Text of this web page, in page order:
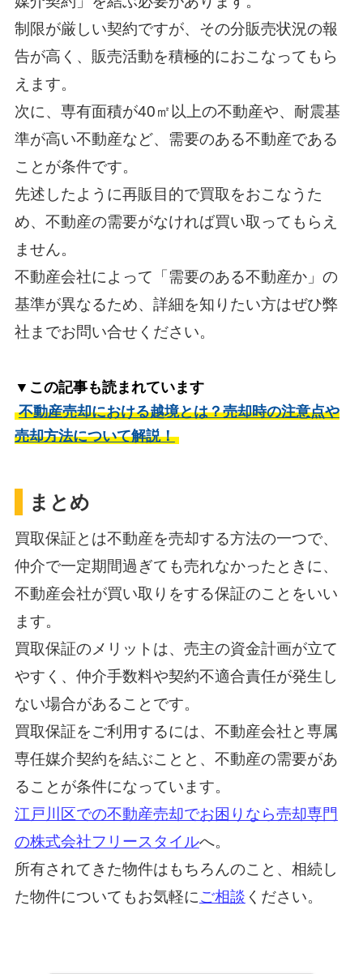
制限が厳しい契約ですが、その分販売状況の報
告が高く、販売活動を積極的におこなってもら
えます。
次に、専有面積が40㎡以上の不動産や、耐震基
準が高い不動産など、需要のある不動産である
ことが条件です。
先述したように再販目的で買取をおこなうた
め、不動産の需要がなければ買い取ってもらえ
ません。
不動産会社によって「需要のある不動産か」の
基準が異なるため、詳細を知りたい方はぜひ弊
社までお問い合せください。
▼この記事も読まれています
不動産売却における越境とは？売却時の注意点や
売却方法について解説！
まとめ
買取保証とは不動産を売却する方法の一つで、
仲介で一定期間過ぎても売れなかったときに、
不動産会社が買い取りをする保証のことをいい
ます。
買取保証のメリットは、売主の資金計画が立て
やすく、仲介手数料や契約不適合責任が発生し
ない場合があることです。
買取保証をご利用するには、不動産会社と専属
専任媒介契約を結ぶことと、不動産の需要があ
ることが条件になっています。
江戸川区での不動産売却でお困りなら売却専門
の株式会社フリースタイルへ。
所有されてきた物件はもちろんのこと、相続し
た物件についてもお気軽にご相談 ください。